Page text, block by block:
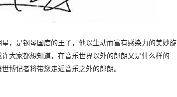
，是钢琴国度的王子，他以生动而富有感染力的美妙旋
大家都想知道，在音乐世界以外的郎朗又是什么样的
博记者将带您走近音乐之外的郎朗。